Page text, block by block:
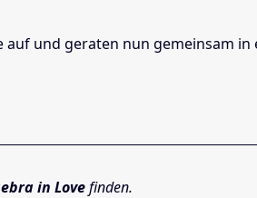
und geraten nun gemeinsam
in Lovefinden.